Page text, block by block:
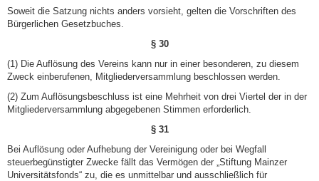
Soweit die Satzung nichts anders vorsieht, gelten die Vorschriften des
Bürgerlichen Gesetzbuches.
§ 30
(1) Die Auflösung des Vereins kann nur in einer besonderen, zu diesem
Zweck einberufenen, Mitglieder­versammlung beschlossen werden.
(2) Zum Auflösungsbeschluss ist eine Mehrheit von drei Viertel der in der
Mitgliederversammlung abgegebenen Stimmen erforderlich.
§ 31
Bei Auflösung oder Aufhebung der Vereinigung oder bei Wegfall
steuerbegünstigter Zwecke fällt das Vermögen der „Stiftung Mainzer
Universitätsfonds“ zu, die es unmittelbar und ausschließlich für